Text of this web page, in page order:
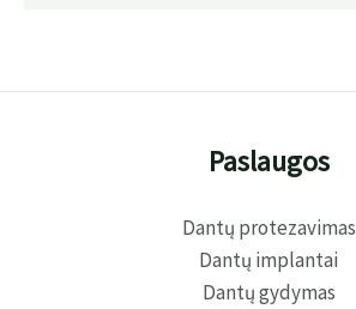
Paslaugos
Dantų protezavimas
Dantų implantai
Dantų gydymas